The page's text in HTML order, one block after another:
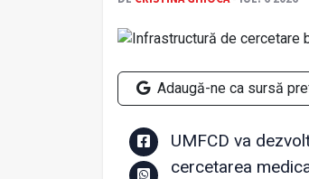
Adaugă-ne ca sursă
UMFCD va
cercetarea